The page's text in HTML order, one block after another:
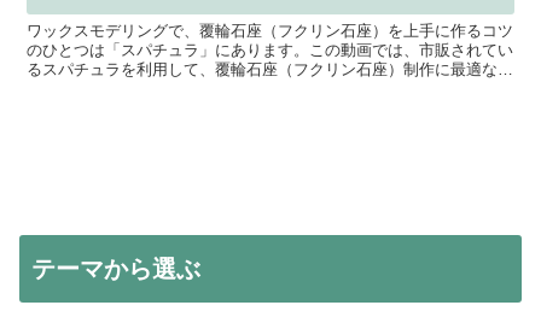
ワックスモデリングで、覆輪石座（フクリン石座）を上手に作るコツ
のひとつは「スパチュラ」にあります。この動画では、市販されてい
るスパチュラを利用して、覆輪石座（フクリン石座）制作に最適なス
テーマから選ぶ